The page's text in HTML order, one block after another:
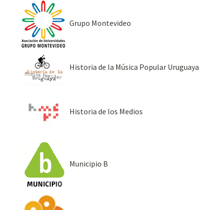
Grupo Montevideo
Historia de la Música Popular Uruguaya
Historia de los Medios
Municipio B